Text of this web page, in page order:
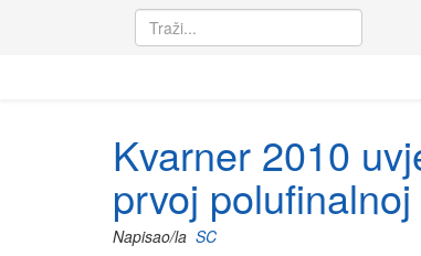
Kvarner 2010
prvoj
Napisao/la SC